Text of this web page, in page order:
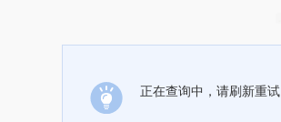
正在查询中，请刷新重试